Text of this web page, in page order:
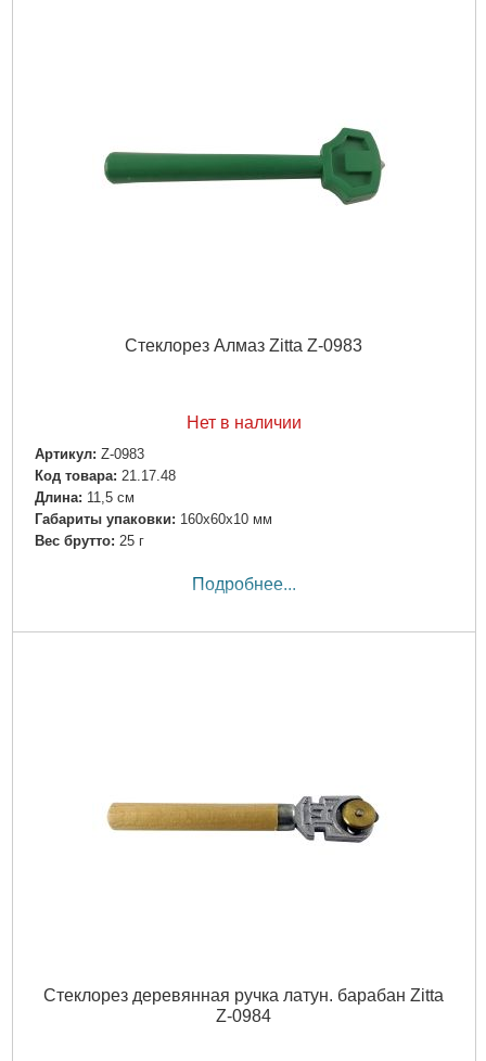
Стеклорез Алмаз Zitta Z-0983
Нет в наличии
Артикул: Z-0983
Код товара: 21.17.48
Длина: 11,5 см
Габариты упаковки: 160x60x10 мм
Вес брутто: 25 г
Подробнее...
Стеклорез деревянная ручка латун. барабан Zitta
Z-0984